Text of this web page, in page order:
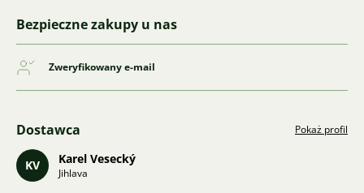
Bezpieczne zakupy u nas
Zweryfikowany e-mail
Dostawca Pokaż profil
KV Karel Vesecký
Jihlava